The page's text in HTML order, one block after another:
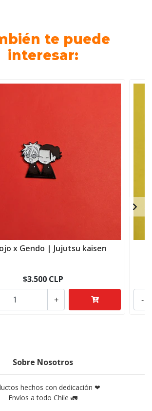
te puede
interesar:
x Gendo | Jujutsu kaisen
$3.500 CLP
+ -
Sobre Nosotros
hechos con dedicación ❤
Envíos a todo Chile 🚛